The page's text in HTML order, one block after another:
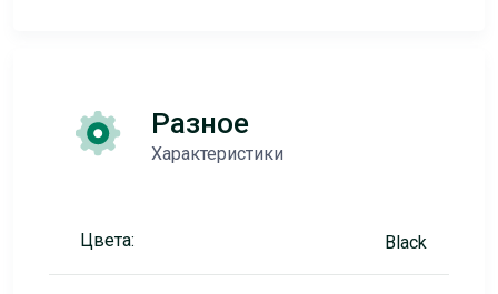
Разное
Характеристики
Цвета: Black